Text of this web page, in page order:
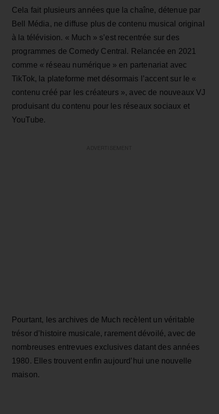
Cela fait plusieurs années que la chaîne, détenue par
Bell Média, ne diffuse plus de contenu musical original
à la télévision. « Much » s’est recentrée sur des
programmes de Comedy Central. Relancée en 2021
comme « réseau numérique » en partenariat avec
TikTok, la plateforme met désormais l’accent sur le «
contenu créé par les créateurs », avec de nouveaux VJ
produisant du contenu pour les réseaux sociaux et
YouTube.
Pourtant, les archives de Much recèlent un véritable
trésor d’histoire musicale, rarement dévoilé, avec de
nombreuses entrevues exclusives datant des années
1980. Elles trouvent enfin aujourd’hui une nouvelle
maison.